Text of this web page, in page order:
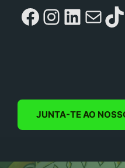
Facebook
Mail
JUNTA-TE AO